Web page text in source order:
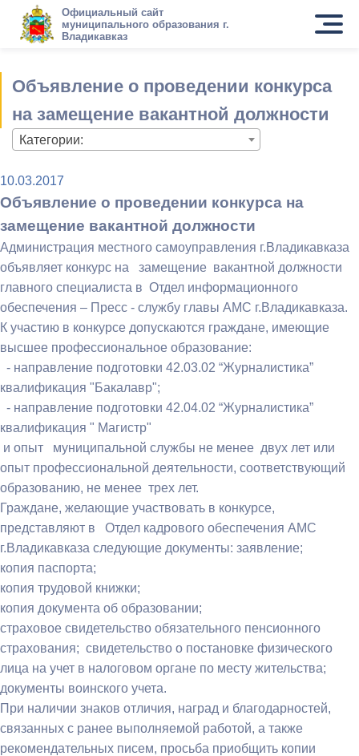
Официальный сайт
муниципального образования г.
Владикавказ
Объявление о проведении конкурса
на замещение вакантной должности
Категории:
10.03.2017
Объявление о проведении конкурса на
замещение вакантной должности
Администрация местного самоуправления г.Владикавказа
объявляет конкурс на замещение вакантной должности
главного специалиста в Отдел информационного
обеспечения – Пресс - службу главы АМС г.Владикавказа.
К участию в конкурсе допускаются граждане, имеющие
высшее профессиональное образование:
- направление подготовки 42.03.02 “Журналистика”
квалификация "Бакалавр";
- направление подготовки 42.04.02 “Журналистика”
квалификация " Магистр"
и опыт муниципальной службы не менее двух лет или
опыт профессиональной деятельности, соответствующий
образованию, не менее трех лет.
Граждане, желающие участвовать в конкурсе,
представляют в Отдел кадрового обеспечения АМС
г.Владикавказа следующие документы: заявление;
копия паспорта;
копия трудовой книжки;
копия документа об образовании;
страховое свидетельство обязательного пенсионного
страхования; свидетельство о постановке физического
лица на учет в налоговом органе по месту жительства;
документы воинского учета.
При наличии знаков отличия, наград и благодарностей,
связанных с ранее выполняемой работой, а также
рекомендательных писем, просьба приобщить копии